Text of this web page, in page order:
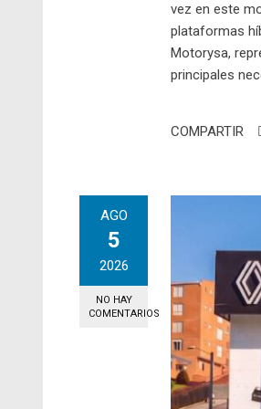
vez en este
plataformas
Motorysa,
principales
COMPARTIR
AGO
5
2026
NO HAY
COMENTARIOS